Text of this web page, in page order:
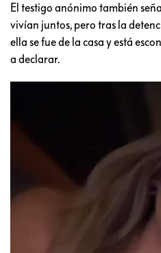
El testigo anónimo también
vivían juntos, pero tras la
ella se fue de la casa y está
a declarar.